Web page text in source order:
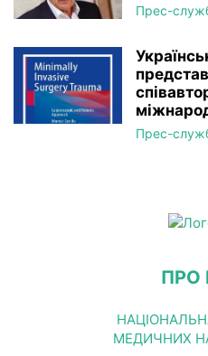
Прес-
Прес-
ПРО
МЕДИЧНИХ